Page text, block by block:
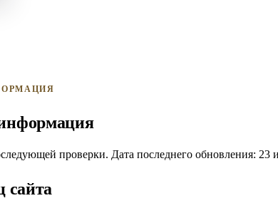
проверки. Дата последнего обновления: 23
сайта